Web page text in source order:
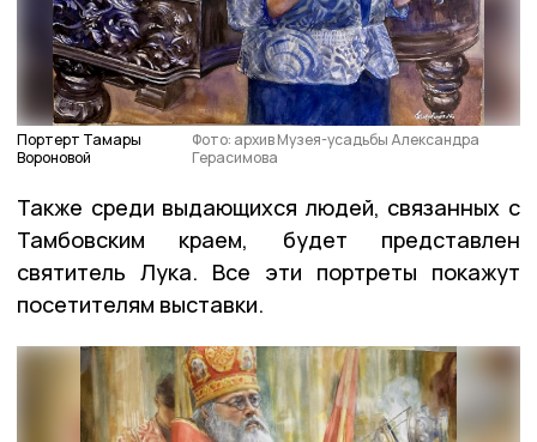
Портерт Тамары
Вороновой
Фото: архив Музея-усадьбы Александра
Герасимова
Также среди выдающихся людей, связанных с
Тамбовским краем, будет представлен
святитель Лука. Все эти портреты покажут
посетителям выставки.